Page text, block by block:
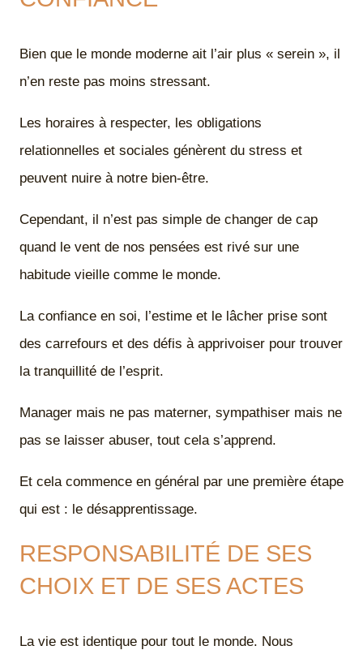
Bien que le monde moderne ait l’air plus « serein », il
n’en reste pas moins stressant.
Les horaires à respecter, les obligations
relationnelles et sociales génèrent du stress et
peuvent nuire à notre bien-être.
Cependant, il n’est pas simple de changer de cap
quand le vent de nos pensées est rivé sur une
habitude vieille comme le monde.
La confiance en soi, l’estime et le lâcher prise sont
des carrefours et des défis à apprivoiser pour trouver
la tranquillité de l’esprit.
Manager mais ne pas materner, sympathiser mais ne
pas se laisser abuser, tout cela s’apprend.
Et cela commence en général par une première étape
qui est : le désapprentissage.
RESPONSABILITÉ DE SES
CHOIX ET DE SES ACTES
La vie est identique pour tout le monde. Nous